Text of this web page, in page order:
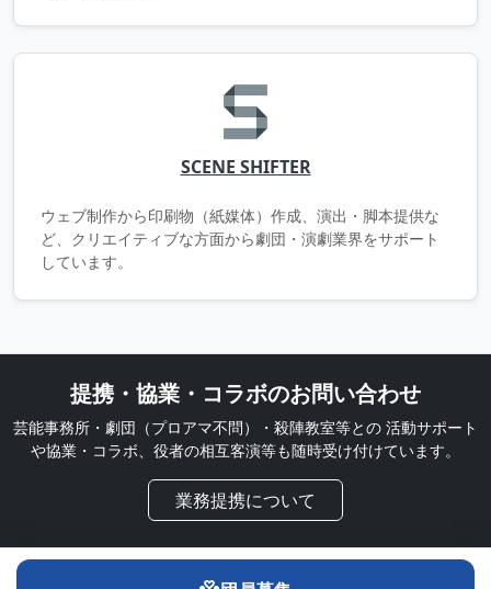
SCENE SHIFTER
ウェブ制作から印刷物（紙媒体）作成、演出・脚本提供な
ど、クリエイティブな方面から劇団・演劇業界をサポート
しています。
提携・協業・コラボのお問い合わせ
芸能事務所・劇団（プロアマ不問）・殺陣教室等との 活動サポート
や協業・コラボ、役者の相互客演等も随時受け付けています。
業務提携について